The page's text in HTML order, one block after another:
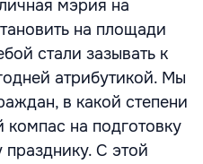
мэрия на
на площади
стали зазывать к
атрибутикой. Мы
в какой степени
компас на подготовку
С этой